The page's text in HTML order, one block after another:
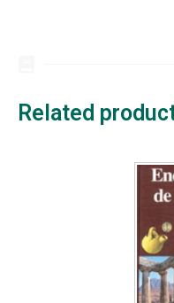
Related